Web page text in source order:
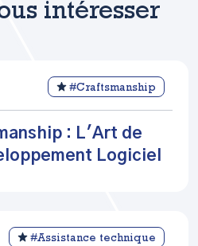
intéresser
#Craftsmanship
: L'Art de
Logiciel
#Assistance technique